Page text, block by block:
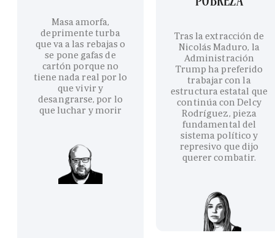
Masa amorfa,
deprimente turba
que va a las rebajas o
se pone gafas de
cartón porque no
tiene nada real por lo
que vivir y
desangrarse, por lo
que luchar y morir
Tras la extracción de
Nicolás Maduro, la
Administración
Trump ha preferido
trabajar con la
estructura estatal que
continúa con Delcy
Rodríguez, pieza
fundamental del
sistema político y
represivo que dijo
querer combatir.